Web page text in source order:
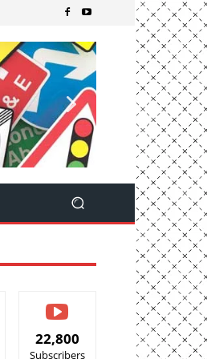
22,800
Subscribers